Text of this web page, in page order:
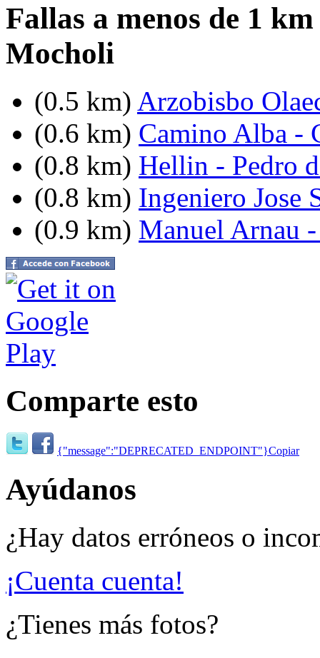
Fallas a menos de 1
Mocholi
(0.5 km) Arzobisbo
(0.6 km) Camino Alba -
(0.8 km) Hellin - Pedro
(0.8 km) Ingeniero Jose
(0.9 km) Manuel Arnau
Comparte esto
{"message":"DEPRECATED_ENDPOINT"}Copiar
Ayúdanos
¿Hay datos erróneos o
¡Cuenta cuenta!
¿Tienes más fotos?